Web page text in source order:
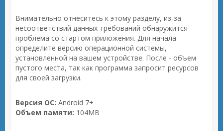
Внимательно отнеситесь к этому разделу, из-за
несоответствий данных требований обнаружится
проблема со стартом приложения. Для начала
определите версию операционной системы,
установленной на вашем устройстве. После - объем
пустого места, так как программа запросит ресурсов
для своей загрузки.
Версия ОС: Android 7+
Объем памяти: 104MB